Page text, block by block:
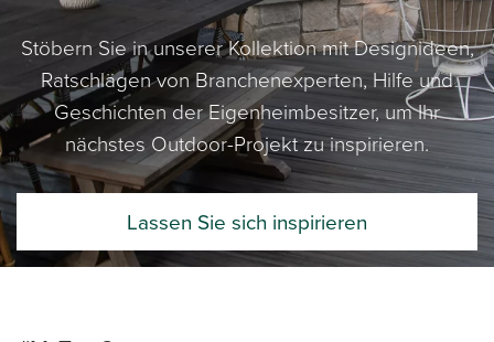
Stöbern Sie in unserer Kollektion mit Designideen,
Ratschlägen von Branchenexperten, Hilfe und
Geschichten der Eigenheimbesitzer, um Ihr
nächstes Outdoor-Projekt zu inspirieren.
Lassen Sie sich inspirieren